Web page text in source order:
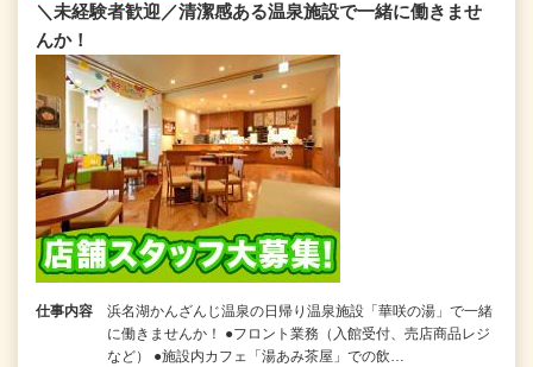
＼未経験者歓迎／清潔感ある温泉施設で一緒に働きませ
んか！
仕事内容
浜名湖かんざんじ温泉の日帰り温泉施設「華咲の湯」で一緒
に働きませんか！ ●フロント業務（入館受付、売店商品レジ
など） ●施設内カフェ「湯あみ茶屋」での飲…